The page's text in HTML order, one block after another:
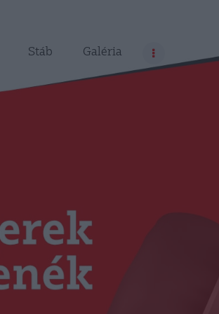
Stáb Galéria